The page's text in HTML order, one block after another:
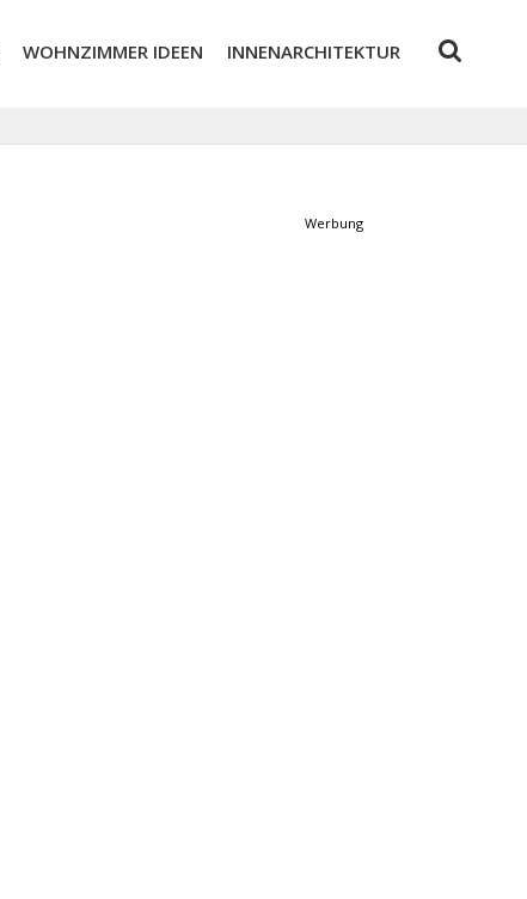
WOHNZIMMER IDEEN INNENARCHITEKTUR
Werbung